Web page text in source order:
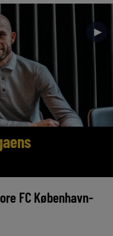
►
FC København-